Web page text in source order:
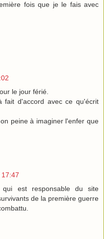
fois que je le fais avec
le jour férié.
fait d'accord avec ce qu'écrit
peine à imaginer l'enfer que
qui est responsable du site
de la première guerre